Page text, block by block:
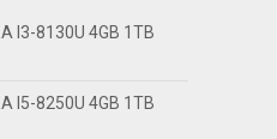
I3-8130U 4GB 1TB
I5-8250U 4GB 1TB